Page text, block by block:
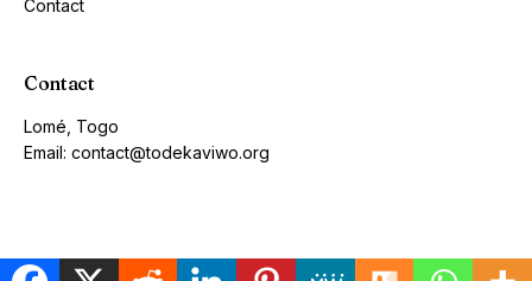
Contact
Contact
Lomé, Togo
Email: contact@todekaviwo.org